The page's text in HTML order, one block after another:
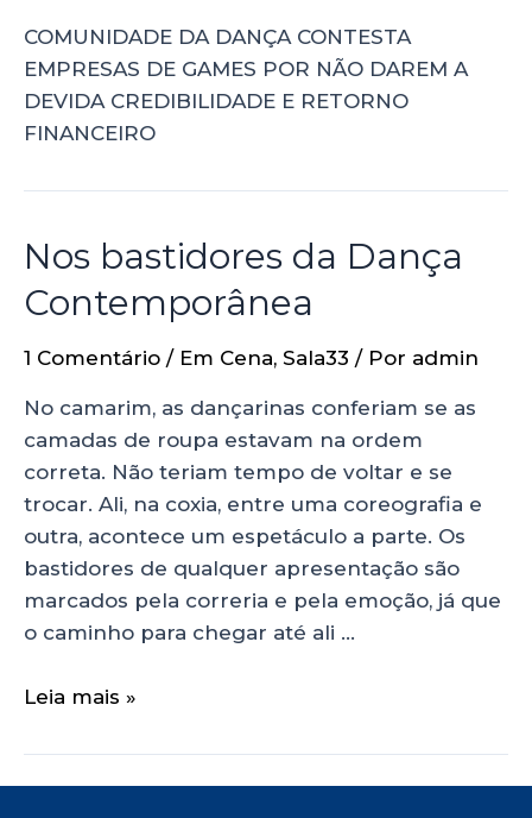
COMUNIDADE DA DANÇA CONTESTA
EMPRESAS DE GAMES POR NÃO DAREM A
DEVIDA CREDIBILIDADE E RETORNO
FINANCEIRO
Nos bastidores da Dança
Contemporânea
1 Comentário / Em Cena, Sala33 / Por admin
No camarim, as dançarinas conferiam se as
camadas de roupa estavam na ordem
correta. Não teriam tempo de voltar e se
trocar. Ali, na coxia, entre uma coreografia e
outra, acontece um espetáculo a parte. Os
bastidores de qualquer apresentação são
marcados pela correria e pela emoção, já que
o caminho para chegar até ali …
Leia mais »